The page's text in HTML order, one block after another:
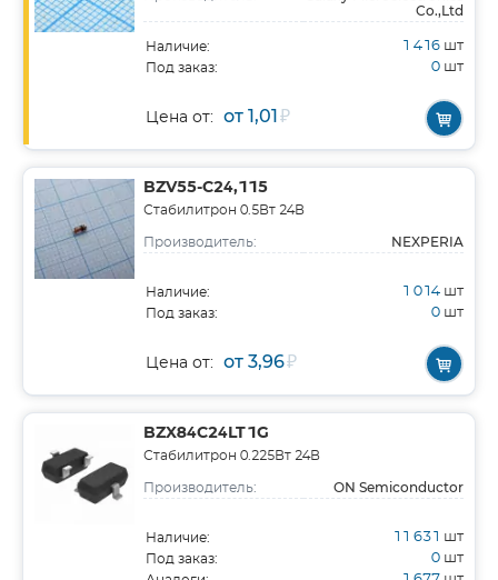
Co.,Ltd
Наличие: 1 416 шт
Под заказ: 0 шт
Цена от: от 1,01₽
BZV55-C24,115
Стабилитрон 0.5Вт 24В
Производитель: NEXPERIA
Наличие: 1 014 шт
Под заказ: 0 шт
Цена от: от 3,96₽
BZX84C24LT1G
Стабилитрон 0.225Вт 24В
Производитель: ON Semiconductor
Наличие: 11 631 шт
Под заказ: 0 шт